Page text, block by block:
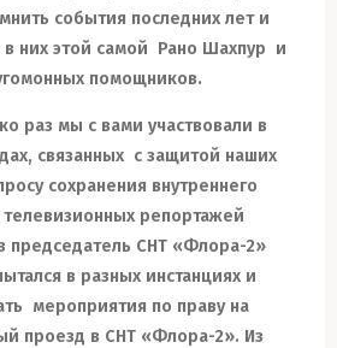
события последних лет и
в них этой самой Рано Шахпур и
помощников.
раз мы с вами участвовали в
связанных с защитой наших
сохранения внутреннего
телевизионных репортажей
председатель СНТ «Флора-2»
в разных инстанциях и
мероприятия по праву на
проезд в СНТ «Флора-2». Из